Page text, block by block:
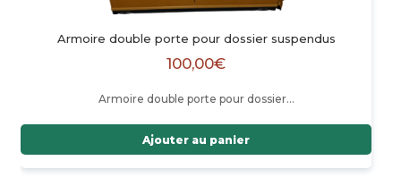
Armoire double porte pour dossier suspendus
100,00€
Armoire double porte pour dossier…
Ajouter au panier